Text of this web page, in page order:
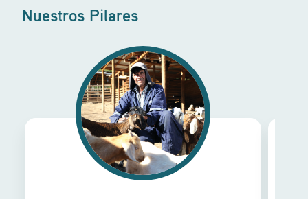
Nuestros Pilares